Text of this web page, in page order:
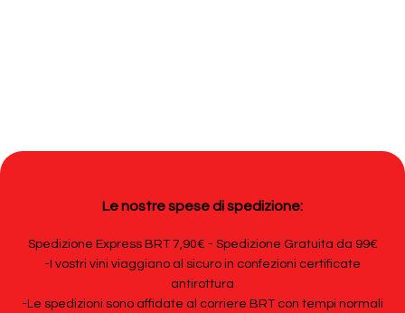
Le nostre spese di spedizione:
Spedizione Express BRT 7,90€ - Spedizione Gratuita da 99€
-I vostri vini viaggiano al sicuro in confezioni certificate
antirottura
-Le spedizioni sono affidate al corriere BRT con tempi normali